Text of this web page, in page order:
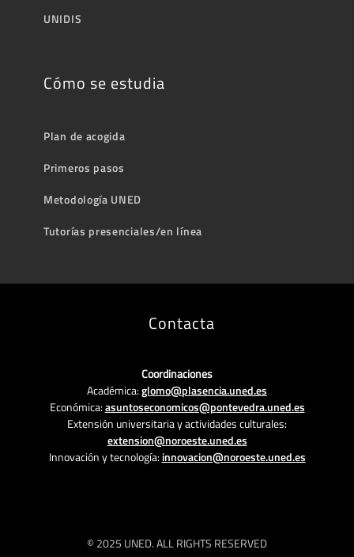
UNIDIS
Cómo se estudia
Plan de acogida
Primeros pasos
Metodología UNED
Tutorías presenciales/en línea
Contacta
Coordinaciones
Académica:glomo@plasencia.uned.es
Económica:asuntoseconomicos@pontevedra.uned.es
Extensión universitaria y actividades culturales:
extension@noroeste.uned.es
Innovación y tecnología:innovacion@noroeste.uned.es
© 2025 UNED. ALL RIGHTS RESERVED